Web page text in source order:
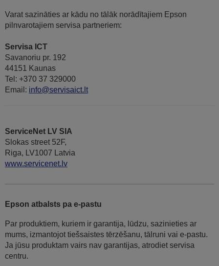
Varat sazināties ar kādu no tālāk norādītajiem Epson
pilnvarotajiem servisa partneriem:
Servisa ICT
Savanoriu pr. 192
44151 Kaunas
Tel: +370 37 329000
Email: info@servisaict.lt
ServiceNet LV SIA
Slokas street 52F,
Riga, LV1007 Latvia
www.servicenet.lv
Epson atbalsts pa e-pastu
Par produktiem, kuriem ir garantija, lūdzu, sazinieties ar
mums, izmantojot tiešsaistes tērzēšanu, tālruni vai e-pastu.
Ja jūsu produktam vairs nav garantijas, atrodiet servisa
centru.